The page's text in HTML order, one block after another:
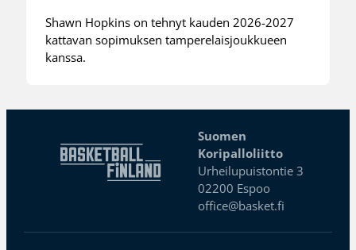
Shawn Hopkins on tehnyt kauden 2026-2027
kattavan sopimuksen tamperelaisjoukkueen
kanssa.
Suomen
Koripalloliitto
Urheilupuistontie 3
02200 Espoo
office@basket.fi